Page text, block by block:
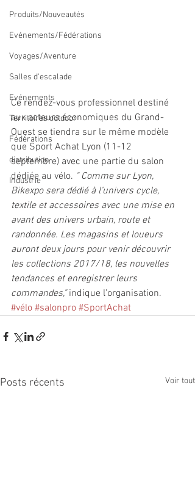
Produits/Nouveautés
Evénements/Fédérations
Voyages/Aventure
Salles d'escalade
Evénements
Territoires outdoor
Fédérations
distribution
Industrie
Ce rendez-vous professionnel destiné
aux acteurs économiques du Grand-
Ouest se tiendra sur le même modèle
que Sport Achat Lyon (11-12
septembre) avec une partie du salon
dédiée au vélo. " Comme sur Lyon,
Bikexpo sera dédié à l’univers cycle,
textile et accessoires avec une mise en
avant des univers urbain, route et
randonnée. Les magasins et loueurs
auront deux jours pour venir découvrir
les collections 2017/18, les nouvelles
tendances et enregistrer leurs
commandes," indique l'organisation.
#vélo #salonpro #SportAchat
Posts récents Voir tout